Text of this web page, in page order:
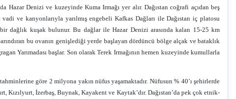
Hazar Denizi ve kuzeyinde Kuma Irmağı yer alır. Dağıstan coğrafi açıdan beş
ve kanyonlarıyla yarılmış engebeli Kafkas Dağları ile Dağıstan iç platosu
dağlık kuşak bulunur. Bu dağlar ile Hazar Denizi arasında kalan 15-25 km
bu ovanın genişlediği yerde başlayan dördüncü bölge alçak ve bataklık
Yarımadası başlar. Son olarak Terek Irmağının hemen kuzeyinde kumullarla
göre 2 milyona yakın nüfus yaşamaktadır. Nüfusun % 40’ı şehirlerde
Kızılyurt, İzerbaş, Buynak, Kayakent ve Kaytak’dır. Dağıstan’da pek çok etnik-